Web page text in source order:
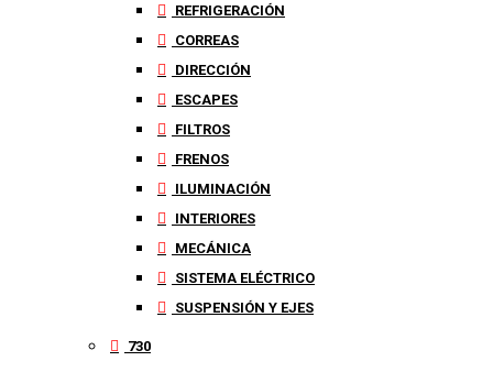
REFRIGERACIÓN
CORREAS
DIRECCIÓN
ESCAPES
FILTROS
FRENOS
ILUMINACIÓN
INTERIORES
MECÁNICA
SISTEMA ELÉCTRICO
SUSPENSIÓN Y EJES
730